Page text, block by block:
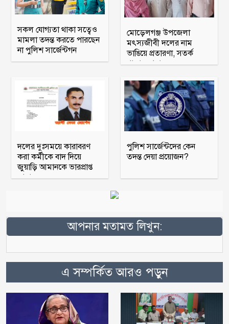
সকল যোগ্যতা থাকা সত্বেও
মামলা তদন্ত করতে পারছেন
না পুলিশ সার্জেন্টগন
মোড়েলগঞ্জ উপজেলা
মৎস্যজীবী দলের নাম
ভাঙিয়ে প্রতারণা, সতর্ক
থাকার আহ্বান
দলের দুঃসময়ে কারাবরণ
করা কর্মীকে বাদ দিয়ে
জুয়াড়ি আমানকে ভারপ্রাপ্ত
আহ্বায়ক
পুলিশ সার্জেন্টদের কেন
তদন্ত দেয়া প্রয়োজন?
আপনার মতামত লিখুন:
এ সম্পর্কিত আরও পড়ুন